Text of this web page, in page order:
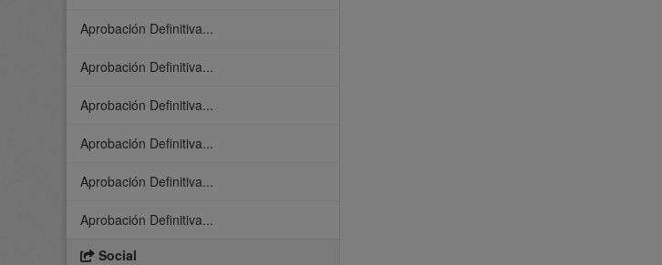
Aprobación Definitiva...
Aprobación Definitiva...
Aprobación Definitiva...
Aprobación Definitiva...
Aprobación Definitiva...
Aprobación Definitiva...
Social